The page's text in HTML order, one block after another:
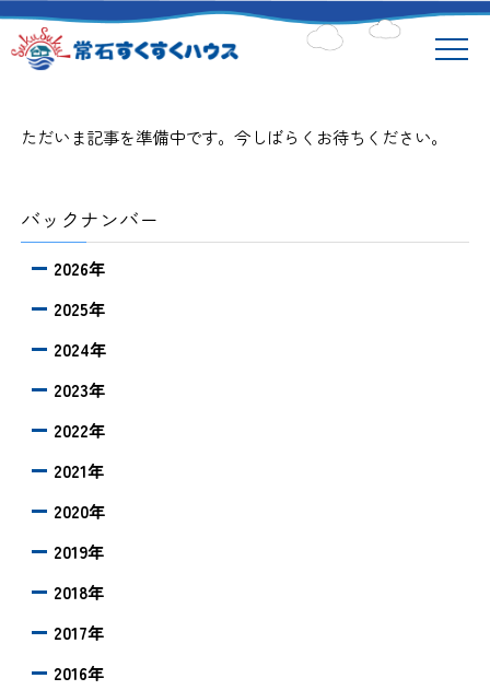
ただいま記事を準備中です。今しばらくお待ちください。
バックナンバー
2026年
2025年
2024年
2023年
2022年
2021年
2020年
2019年
2018年
2017年
2016年